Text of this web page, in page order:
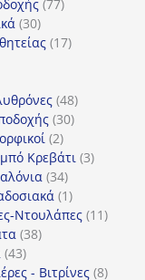
77
3030
προϊόντα
1717
4848
προϊόντα
3030
22
προϊόντα
Κρεβάτι 33
3434
προϊόντα
11
προϊόν
Ντουλάπες 1111
3838
4343
προϊόντα
- Βιτρίνες 88